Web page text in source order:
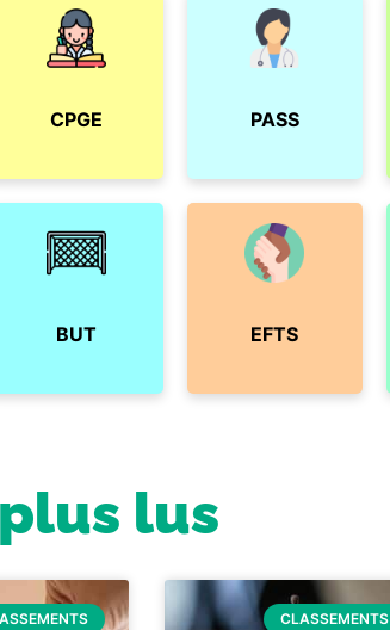
CPGE PASS
BUT EFTS
lus
CLASSEMENTS